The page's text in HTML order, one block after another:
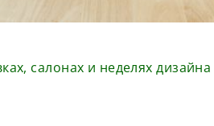
салонах и неделях